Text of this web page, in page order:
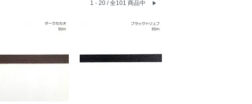
1 - 20 / 全101 商品中 ▶